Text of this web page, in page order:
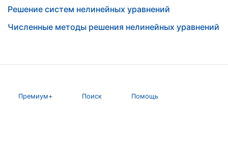
Решение систем нелинейных уравнений
Численные методы решения нелинейных уравнений
Премиум+ Поиск Помощь